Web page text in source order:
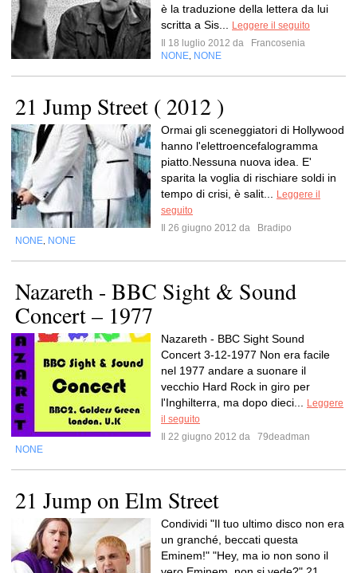
è la traduzione della lettera da lui
scritta a Sis...
Leggere il seguito
Il 18 luglio 2012 da
Francosenia
NONE NONE
21 Jump Street ( 2012 )
Ormai gli sceneggiatori di Hollywood
hanno l'elettroencefalogramma
piatto.Nessuna nuova idea. E'
sparita la voglia di rischiare soldi in
tempo di crisi, è salit...
Leggere il
seguito
Il 26 giugno 2012 da
Bradipo
NONE NONE
Nazareth - BBC Sight & Sound
Concert – 1977
Nazareth - BBC Sight Sound
Concert 3-12-1977 Non era facile
nel 1977 andare a suonare il
vecchio Hard Rock in giro per
l'Inghilterra, ma dopo dieci...
Leggere
il seguito
Il 22 giugno 2012 da
79deadman
NONE
21 Jump on Elm Street
Condividi "Il tuo ultimo disco non era
un granché, beccati questa
Eminem!" "Hey, ma io non sono il